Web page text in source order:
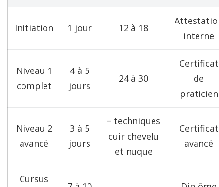
Initiation 1 jour 12 à 18
interne
Niveau 1
complet
4 à 5
jours
24 à 30
Certificat
de
praticien
Niveau 2
avancé
3 à 5
jours
+ techniques
cuir chevelu
et nuque
Certificat
avancé
Cursus